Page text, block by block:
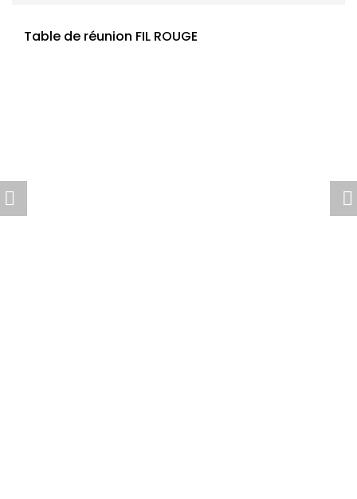
Table de réunion FIL ROUGE